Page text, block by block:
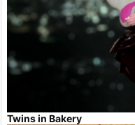
Twins in Bakery